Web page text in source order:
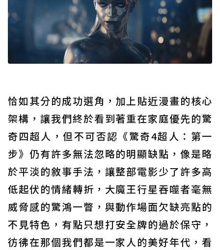
恰如其分的成功選角，加上貼近漫畫的核心
架構，讓我們終於看到著重在家庭優先的驚
奇四超人，但不可否認《驚奇4超人：第一
步》仍有許多無法忽略的明顯缺點，像是略
於平淡的敘事手法，讓整部電影少了許多高
低起伏的情緒轉折，大魔王行星吞噬者毫無
威脅感的驚鴻一瞥，與動作場面欠缺亮點的
不見特色，有點只想打安全牌的過於保守，
彷彿在那個我們都是一家人的美好年代，看